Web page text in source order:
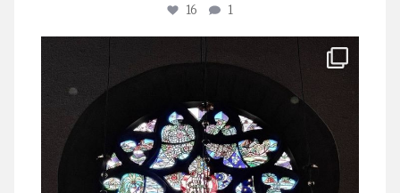
16 1
Apr. 1